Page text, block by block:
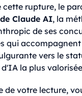
cette rupture, le
Claude AI, la
de ses
qui accompagnent
vers le
la plus
de votre lecture,